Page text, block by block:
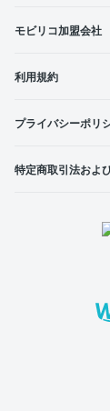
モビリコ加盟会社
利用規約
プライバシーポリ
特定商取引法およ